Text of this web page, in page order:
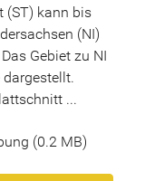
(ST) kann bis
(NI)
Gebiet zu NI
...
(0.2 MB)